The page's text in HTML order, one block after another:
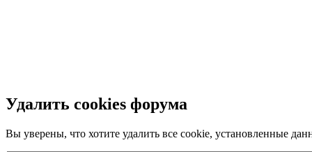
Удалить cookies форума
Вы уверены, что хотите удалить все cookie, установленные